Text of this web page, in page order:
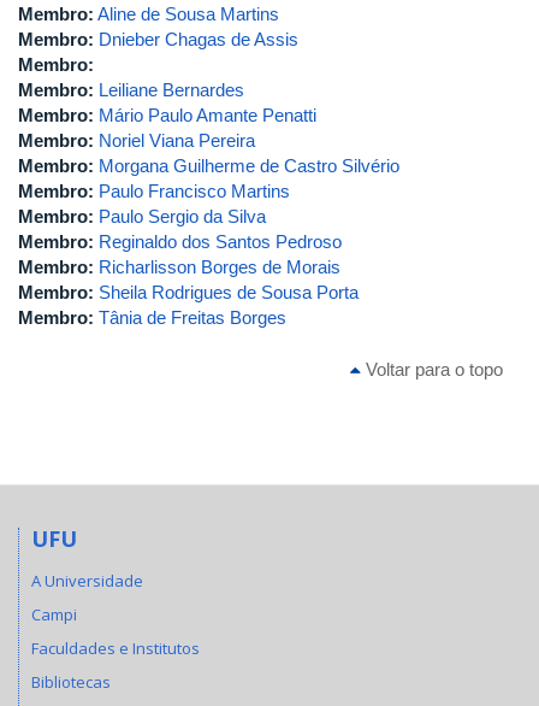
Membro: Aline de Sousa Martins
Membro: Dnieber Chagas de Assis
Membro:
Membro: Leiliane Bernardes
Membro: Mário Paulo Amante Penatti
Membro: Noriel Viana Pereira
Membro: Morgana Guilherme de Castro Silvério
Membro: Paulo Francisco Martins
Membro: Paulo Sergio da Silva
Membro: Reginaldo dos Santos Pedroso
Membro: Richarlisson Borges de Morais
Membro: Sheila Rodrigues de Sousa Porta
Membro: Tânia de Freitas Borges
Voltar para o topo
UFU
A Universidade
Campi
Faculdades e Institutos
Bibliotecas